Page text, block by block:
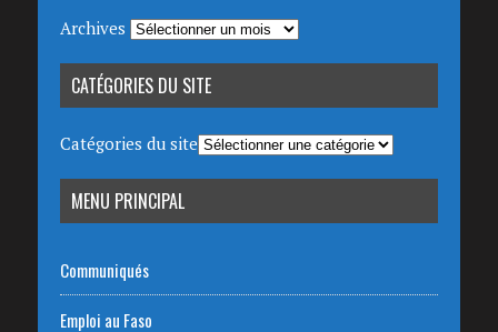
Archives
CATÉGORIES DU SITE
Catégories du site
MENU PRINCIPAL
Communiqués
Emploi au Faso